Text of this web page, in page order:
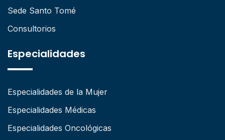
Sede Santo Tomé
Consultorios
Especialidades
Especialidades de la Mujer
Especialidades Médicas
Especialidades Oncológicas